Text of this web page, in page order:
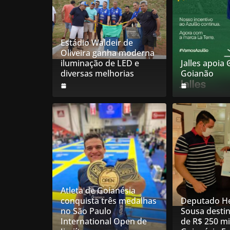
Estádio Waldeir de
Oliveira ganha moderna
iluminação de LED e
diversas melhorias
Jalles apoia
Goianão
Atleta de Goianésia
conquista três medalhas
no São Paulo
International Open de
Deputado
Sousa
de R$ 250